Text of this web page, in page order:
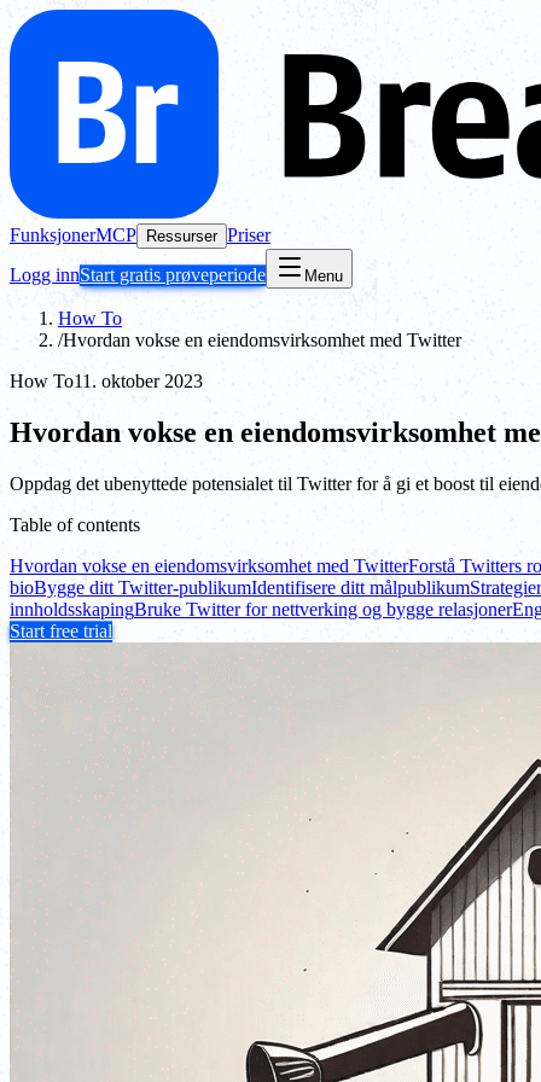
FunksjonerMCP Ressurser Priser
Logg innStart gratis prøveperiode Menu
How To
/Hvordan vokse en eiendomsvirksomhet med Twitter
How To11. oktober 2023
Hvordan vokse en eiendomsvirksomhet
Oppdag det ubenyttede potensialet til Twitter for å gi et boost til
Table of contents
Hvordan vokse en eiendomsvirksomhet med TwitterForstå Twitters
bioBygge ditt Twitter-publikumIdentifisere ditt målpublikum
innholdsskapingBruke Twitter for nettverking og bygge relasjoner
Start free trial